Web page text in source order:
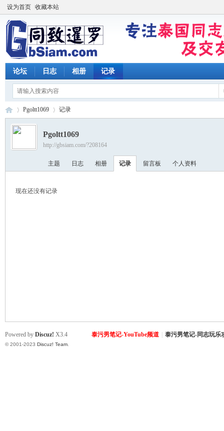
设为首页 收藏本站
论坛 日志 相册 记录
›
Pgoltt1069 记录
Pgoltt1069
http://gbsiam.com/?208164
主题 日志 相册 记录 留言板 个人资料
现在还没有记录
泰污男笔记-YouTube频道 泰污男笔记-同志玩乐
Powered by Discuz! X3.4
© 2001-2023 Discuz! Team.